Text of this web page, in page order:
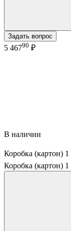
Задать вопрос
5 46790 ₽
В наличии
Коробка (картон)
Коробка (картон)